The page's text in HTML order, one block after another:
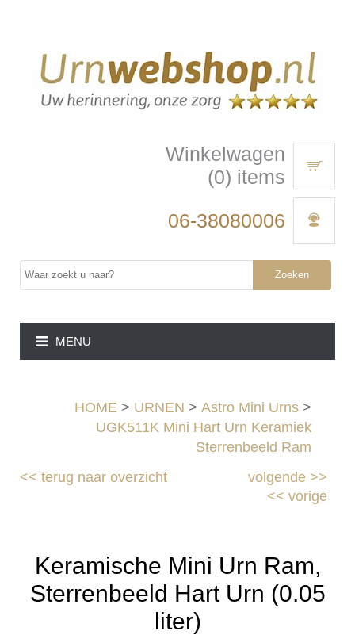
Winkelwagen
(0) items
06-38080006
Zoeken
MENU
HOME > URNEN > Astro Mini Urns>
UGK511K Mini Hart Urn Keramiek
Sterrenbeeld Ram
<<terug naar overzicht volgende>>
<< vorige
Keramische Mini Urn Ram,
Sterrenbeeld Hart Urn (0.05
liter)